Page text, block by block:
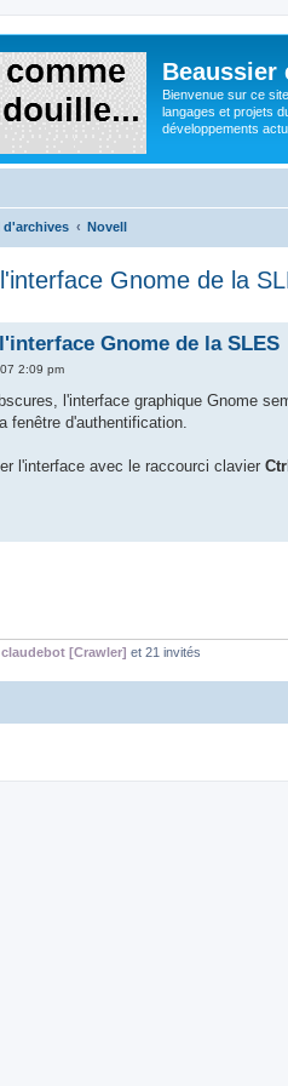
Beaussier
Bienvenue sur ce
langages et projets
développements
d'archives Novell
Gnome de la
Gnome de la SLES
2:09 pm
l'interface graphique Gnome
fenêtre d'authentification.
l'interface avec le raccourci clavier
claudebot [Crawler] et 21 invités